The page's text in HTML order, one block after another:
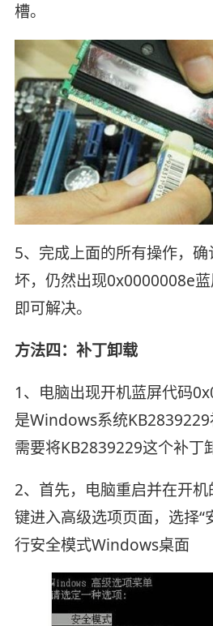
槽。
5、完成上面的所有操作，
坏，仍然出现0x0000008e
即可解决。
方法四：补丁卸载
1、电脑出现开机蓝屏代码
是Windows系统
需要将KB2839229这个补丁
2、首先，电脑重启并在开
键进入高级选项页面，选择“
行安全模式Windows桌面